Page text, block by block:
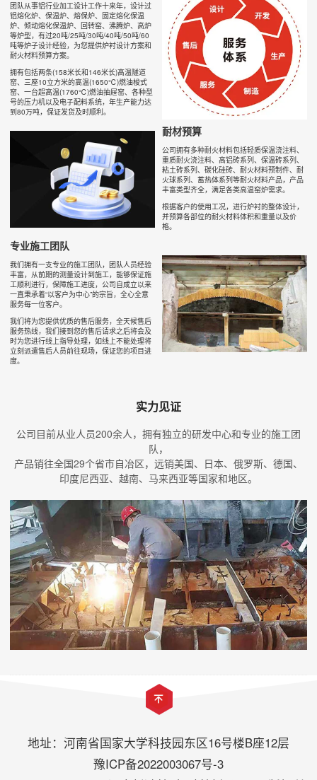
团队从事铝行业加工设计工作十来年，设计过
铝熔化炉、保温炉、熔保炉、固定熔化保温
炉、倾动熔化保温炉、回转窑、沸腾炉、高炉
等炉型，有过20吨/25吨/30吨/40吨/50吨/60
吨等炉子设计经验，为您提供炉衬设计方案和
耐火材料预算方案。
拥有包括两条(158米长和146米长)高温隧道
窑、三座10立方米的高温(1650℃)燃油梭式
窑、一台超高温(1760℃)燃油抽屉窑、各种型
号的压力机以及电子配料系统，年生产能力达
到80万吨，保证发货及时顺利。
耐材预算
公司拥有多种耐火材料包括轻质保温浇注料、
重质耐火浇注料、高铝砖系列、保温砖系列、
粘土砖系列、碳化硅砖、耐火材料预制件、耐
火球系列、蓄热体系列等耐火材料产品，产品
丰富类型齐全，满足各类高温窑炉需求。
根据客户的使用工况，进行炉衬的整体设计，
并预算各部位的耐火材料体积和重量以及价
格。
专业施工团队
我们拥有一支专业的施工团队，团队人员经验
丰富，从前期的测量设计到施工，能够保证施
工顺利进行，保障施工进度，公司自成立以来
一直秉承着“以客户为中心”的宗旨，全心全意
服务每一位客户。
我们将为您提供优质的售后服务，全天候售后
服务热线，我们接到您的售后请求之后将会及
时为您进行线上指导处理，如线上不能处理将
立刻派遣售后人员前往现场，保证您的项目进
度。
实力见证
公司目前从业人员200余人，拥有独立的研发中心和专业的施工团
队，
产品销往全国29个省市自冶区，远销美国、日本、俄罗斯、德国、
印度尼西亚、越南、马来西亚等国家和地区。
地址：河南省国家大学科技园东区16号楼B座12层
豫ICP备2022003067号-3